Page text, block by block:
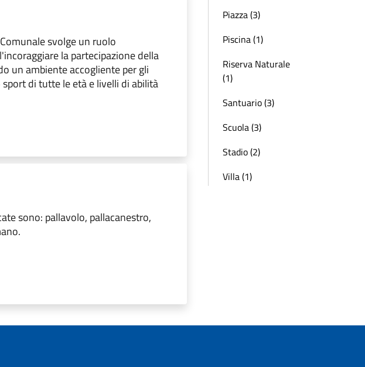
svolge un ruolo
la partecipazione della
un ambiente accogliente per gli
di tutte le età e livelli di abilità
sono: pallavolo, pallacanestro,
Piazza (3)
Piscina (1)
Riserva Naturale
(1)
Santuario (3)
Scuola (3)
Stadio (2)
Villa (1)